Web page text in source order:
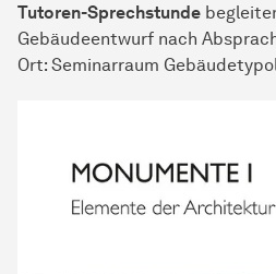
Tutoren-Sprechstunde
Gebäudeentwurf nach
Ort: Seminarraum